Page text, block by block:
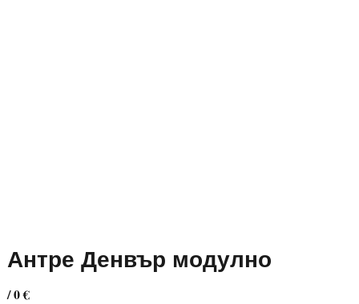
Антре Денвър модулно
/ 0 €